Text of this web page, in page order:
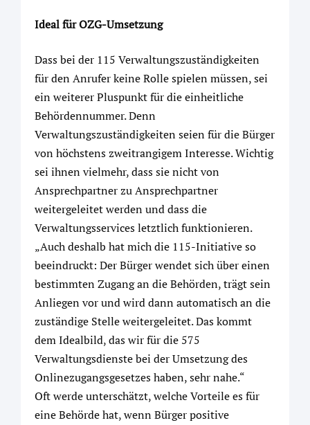
Ideal für OZG-Umsetzung
Dass bei der 115 Verwaltungszuständigkeiten
für den Anrufer keine Rolle spielen müssen, sei
ein weiterer Pluspunkt für die einheitliche
Behördennummer. Denn
Verwaltungszuständigkeiten seien für die Bürger
von höchstens zweitrangigem Interesse. Wichtig
sei ihnen vielmehr, dass sie nicht von
Ansprechpartner zu Ansprechpartner
weitergeleitet werden und dass die
Verwaltungsservices letztlich funktionieren.
„Auch deshalb hat mich die 115-Initiative so
beeindruckt: Der Bürger wendet sich über einen
bestimmten Zugang an die Behörden, trägt sein
Anliegen vor und wird dann automatisch an die
zuständige Stelle weitergeleitet. Das kommt
dem Idealbild, das wir für die 575
Verwaltungsdienste bei der Umsetzung des
Onlinezugangsgesetzes haben, sehr nahe.“
Oft werde unterschätzt, welche Vorteile es für
eine Behörde hat, wenn Bürger positive